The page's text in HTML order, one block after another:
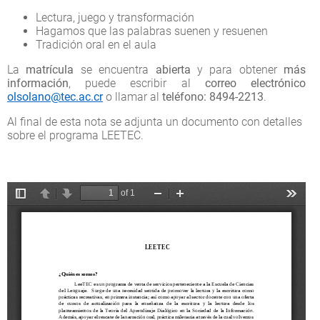
Lectura, juego y transformación
Hagamos que las palabras suenen y resuenen
Tradición oral en el aula
La matrícula se encuentra abierta y para obtener más
información, puede escribir al correo electrónico
olsolano@tec.ac.cro llamar al teléfono: 8494-2213.
Al final de esta nota se adjunta un documento con detalles
sobre el programa LEETEC.